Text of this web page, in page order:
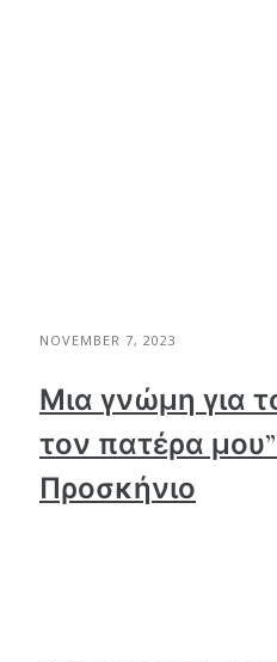
NOVEMBER 7, 2023
Μια γνώμη για
τον πατέρα
Προσκήνιο